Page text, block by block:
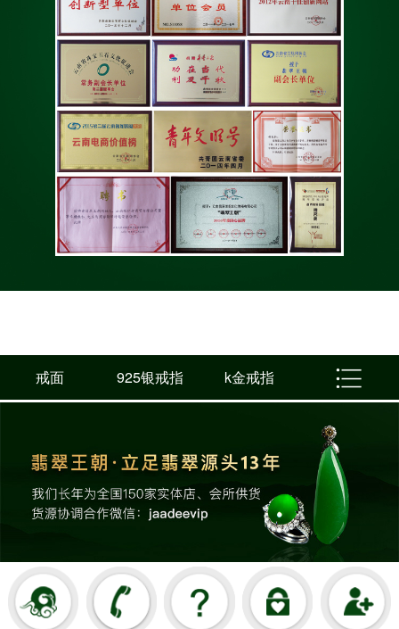
戒面 925银戒指 k金戒指